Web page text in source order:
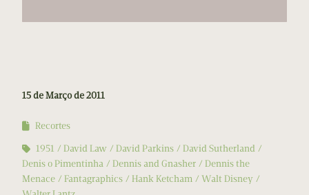
15 de Março de 2011
Recortes
1951
David Law David Parkins
David Sutherland
Denis o Pimentinha
Dennis and Gnasher
Dennis the
Menace
Fantagraphics Hank Ketcham
Walt Disney